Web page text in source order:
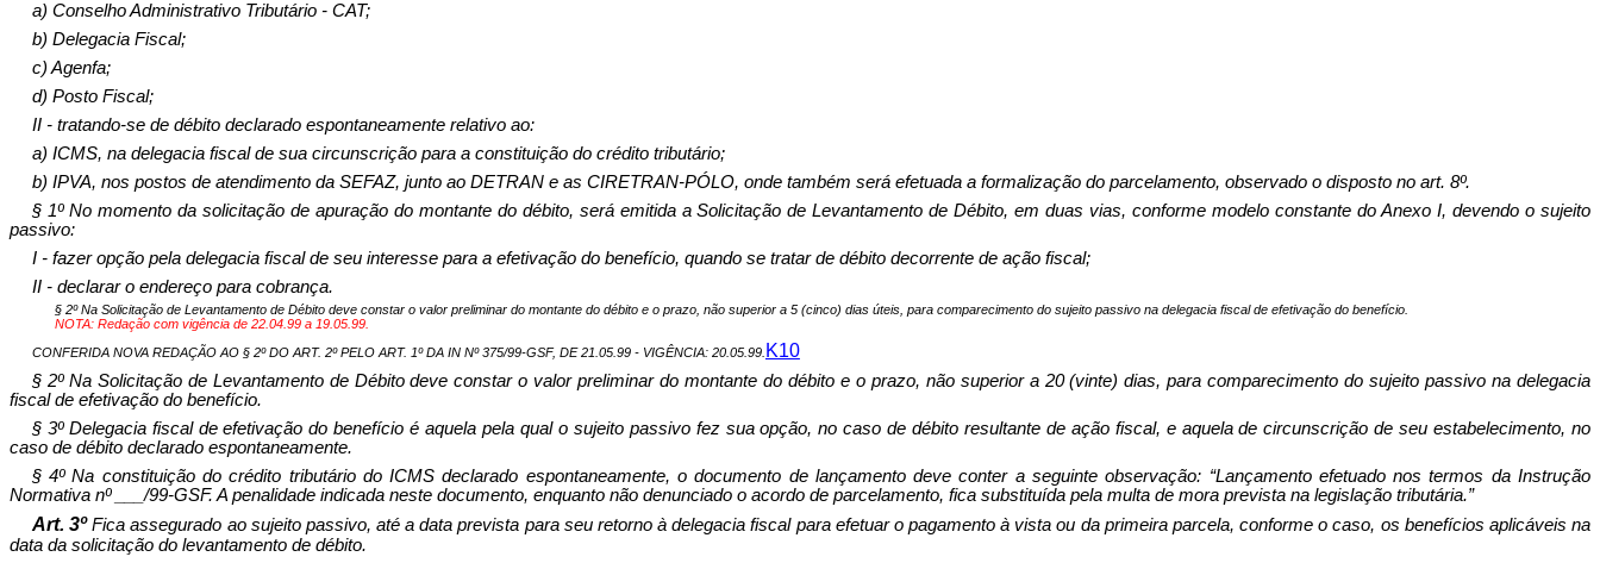
a) Conselho Administrativo Tributário - CAT;
b) Delegacia Fiscal;
c) Agenfa;
d) Posto Fiscal;
II - tratando-se de débito declarado espontaneamente relativo ao:
a) ICMS, na delegacia fiscal de sua circunscrição para a constituição do crédito tributário;
b) IPVA, nos postos de atendimento da SEFAZ, junto ao DETRAN e as CIRETRAN-PÓLO, onde também será efetuada a formalização do parcelamento, observado o disposto no art. 8º.
§ 1º No momento da solicitação de apuração do montante do débito, será emitida a Solicitação de Levantamento de Débito, em duas vias, conforme modelo constante do Anexo I, devendo o sujeito
passivo:
I - fazer opção pela delegacia fiscal de seu interesse para a efetivação do benefício, quando se tratar de débito decorrente de ação fiscal;
II - declarar o endereço para cobrança.
§ 2º Na Solicitação de Levantamento de Débito deve constar o valor preliminar do montante do débito e o prazo, não superior a 5 (cinco) dias úteis, para comparecimento do sujeito passivo na delegacia fiscal de efetivação do benefício.
NOTA: Redação com vigência de 22.04.99 a 19.05.99.
CONFERIDA NOVA REDAÇÃO AO § 2º DO ART. 2º PELO ART. 1º DA IN Nº 375/99-GSF, DE 21.05.99 - VIGÊNCIA: 20.05.99. K10
§ 2º Na Solicitação de Levantamento de Débito deve constar o valor preliminar do montante do débito e o prazo, não superior a 20 (vinte) dias, para comparecimento do sujeito passivo na delegacia
fiscal de efetivação do benefício.
§ 3º Delegacia fiscal de efetivação do benefício é aquela pela qual o sujeito passivo fez sua opção, no caso de débito resultante de ação fiscal, e aquela de circunscrição de seu estabelecimento, no
caso de débito declarado espontaneamente.
§ 4º Na constituição do crédito tributário do ICMS declarado espontaneamente, o documento de lançamento deve conter a seguinte observação: “Lançamento efetuado nos termos da Instrução
Normativa nº ___/99-GSF. A penalidade indicada neste documento, enquanto não denunciado o acordo de parcelamento, fica substituída pela multa de mora prevista na legislação tributária.”
Art. 3ºFica assegurado ao sujeito passivo, até a data prevista para seu retorno à delegacia fiscal para efetuar o pagamento à vista ou da primeira parcela, conforme o caso, os benefícios aplicáveis na
data da solicitação do levantamento de débito.